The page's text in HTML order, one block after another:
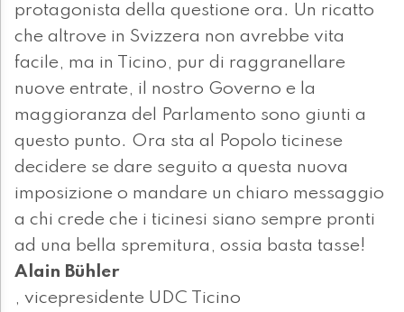
protagonista della questione ora. Un ricatto
che altrove in Svizzera non avrebbe vita
facile, ma in Ticino, pur di raggranellare
nuove entrate, il nostro Governo e la
maggioranza del Parlamento sono giunti a
questo punto. Ora sta al Popolo ticinese
decidere se dare seguito a questa nuova
imposizione o mandare un chiaro messaggio
a chi crede che i ticinesi siano sempre pronti
ad una bella spremitura, ossia basta tasse!
Alain Bühler
, vicepresidente UDC Ticino